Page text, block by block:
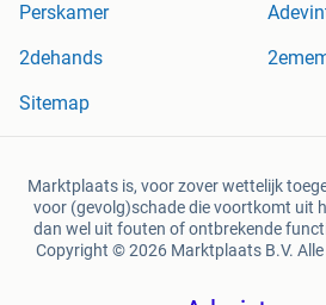
Perskamer
2dehands
Sitemap
Marktplaats is, voor zover wettelijk
voor (gevolg)schade die voortkomt uit
dan wel uit fouten of ontbrekende
Copyright © 2026 Marktplaats B.V.